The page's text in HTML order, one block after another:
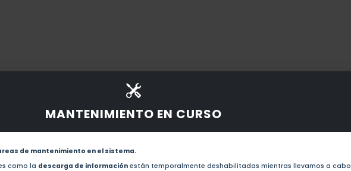
MANTENIMIENTO EN CURSO
de mantenimiento en el sistema.
como la descarga de información están temporalmente deshabilitadas mientras llevamos a cabo
de este autor.
El agave tequilero : entre el boom y la crisis, 1990-2000 (2007)